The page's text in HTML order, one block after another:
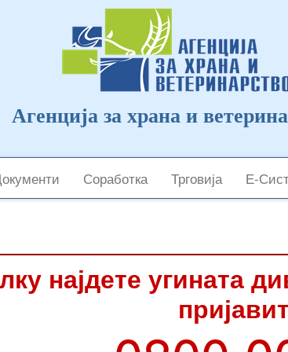
Агенција за храна и
Соработка Трговија Е-
најдете угината